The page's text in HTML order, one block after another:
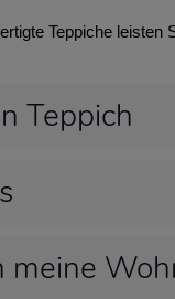
Teppiche
Teppich
meine